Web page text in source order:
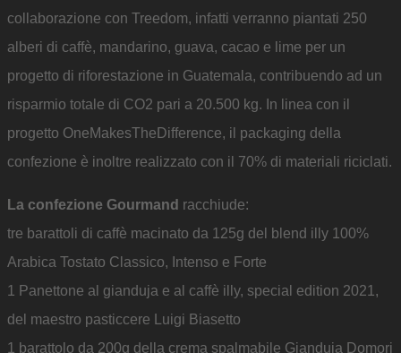
collaborazione con Treedom, infatti verranno piantati 250
alberi di caffè, mandarino, guava, cacao e lime per un
progetto di riforestazione in Guatemala, contribuendo ad un
risparmio totale di CO2 pari a 20.500 kg. In linea con il
progetto OneMakesTheDifference, il packaging della
confezione è inoltre realizzato con il 70% di materiali riciclati.
La confezione Gourmand racchiude:
tre barattoli di caffè macinato da 125g del blend illy 100%
Arabica Tostato Classico, Intenso e Forte
1 Panettone al gianduja e al caffè illy, special edition 2021,
del maestro pasticcere Luigi Biasetto
1 barattolo da 200g della crema spalmabile Gianduja Domori